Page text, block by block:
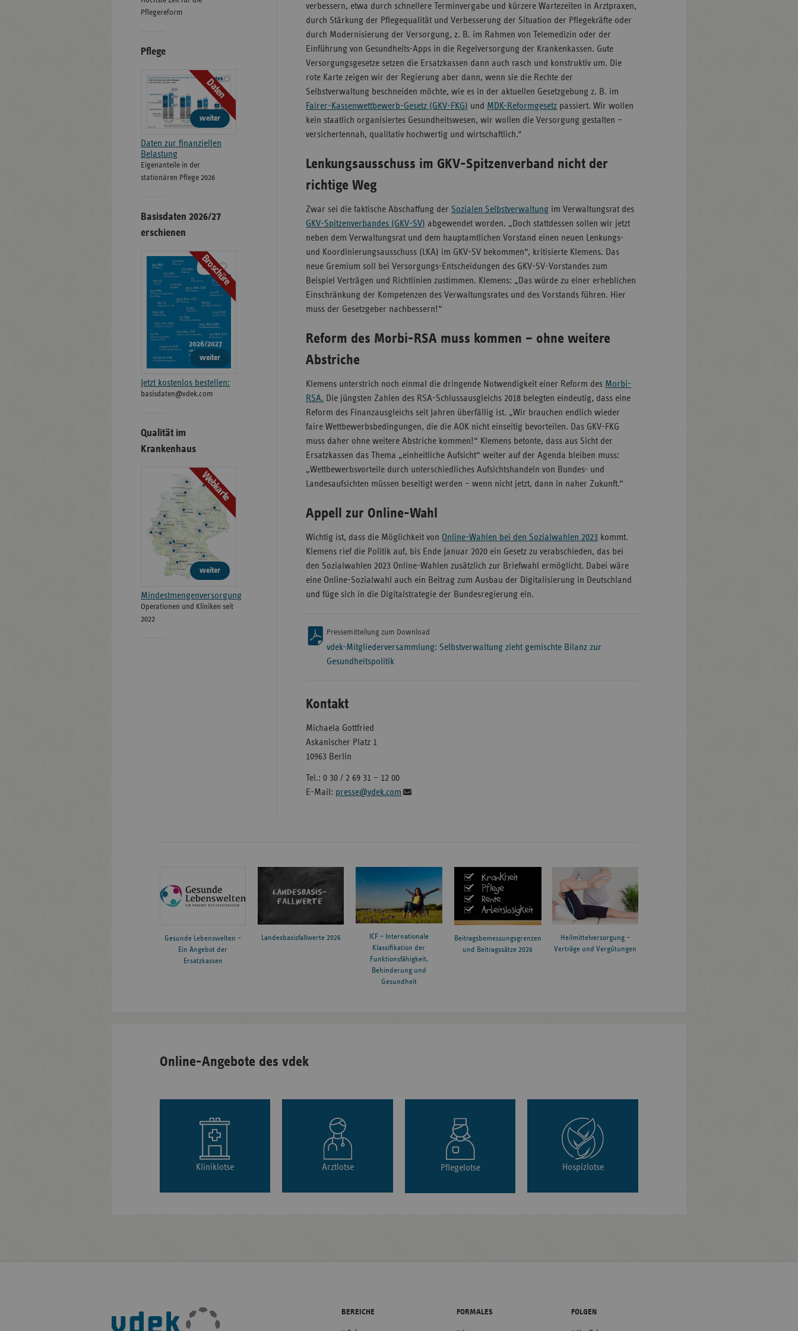
verbessern, etwa durch schnellere Terminvergabe und kürzere Wartezeiten in Arztpraxen,
durch Stärkung der Pflegequalität und Verbesserung der Situation der Pflegekräfte oder
durch Modernisierung der Versorgung, z. B. im Rahmen von Telemedizin oder der
Einführung von Gesundheits-Apps in die Regelversorgung der Krankenkassen. Gute
Versorgungsgesetze setzen die Ersatzkassen dann auch rasch und konstruktiv um. Die
rote Karte zeigen wir der Regierung aber dann, wenn sie die Rechte der
Selbstverwaltung beschneiden möchte, wie es in der aktuellen Gesetzgebung z. B. im
Fairer-Kassenwettbewerb-Gesetz (GKV-FKG) und MDK-Reformgesetz passiert. Wir wollen
kein staatlich organisiertes Gesundheitswesen, wir wollen die Versorgung gestalten –
versichertennah, qualitativ hochwertig und wirtschaftlich.“
Lenkungsausschuss im GKV-Spitzenverband nicht der
richtige Weg
Zwar sei die faktische Abschaffung der Sozialen Selbstverwaltung im Verwaltungsrat des
GKV-Spitzenverbandes (GKV-SV) abgewendet worden. „Doch stattdessen sollen wir jetzt
neben dem Verwaltungsrat und dem hauptamtlichen Vorstand einen neuen Lenkungs-
und Koordinierungsausschuss (LKA) im GKV-SV bekommen“, kritisierte Klemens. Das
neue Gremium soll bei Versorgungs-Entscheidungen des GKV-SV-Vorstandes zum
Beispiel Verträgen und Richtlinien zustimmen. Klemens: „Das würde zu einer erheblichen
Einschränkung der Kompetenzen des Verwaltungsrates und des Vorstands führen. Hier
muss der Gesetzgeber nachbessern!“
Reform des Morbi-RSA muss kommen – ohne weitere
Abstriche
Klemens unterstrich noch einmal die dringende Notwendigkeit einer Reform des Morbi-
RSA. Die jüngsten Zahlen des RSA-Schlussausgleichs 2018 belegten eindeutig, dass eine
Reform des Finanzausgleichs seit Jahren überfällig ist. „Wir brauchen endlich wieder
faire Wettbewerbsbedingungen, die die AOK nicht einseitig bevorteilen. Das GKV-FKG
muss daher ohne weitere Abstriche kommen!“ Klemens betonte, dass aus Sicht der
Ersatzkassen das Thema „einheitliche Aufsicht“ weiter auf der Agenda bleiben muss:
„Wettbewerbsvorteile durch unterschiedliches Aufsichtshandeln von Bundes- und
Landesaufsichten müssen beseitigt werden – wenn nicht jetzt, dann in naher Zukunft.“
Appell zur Online-Wahl
Wichtig ist, dass die Möglichkeit von Online-Wahlen bei den Sozialwahlen 2023 kommt.
Klemens rief die Politik auf, bis Ende Januar 2020 ein Gesetz zu verabschieden, das bei
den Sozialwahlen 2023 Online-Wahlen zusätzlich zur Briefwahl ermöglicht. Dabei wäre
eine Online-Sozialwahl auch ein Beitrag zum Ausbau der Digitalisierung in Deutschland
und füge sich in die Digitalstrategie der Bundesregierung ein.
Pressemitteilung zum Download
vdek-Mitgliederversammlung: Selbstverwaltung zieht gemischte Bilanz zur
Gesundheitspolitik
Kontakt
Michaela Gottfried
Askanischer Platz 1
10963 Berlin
Tel.: 0 30 / 2 69 31 – 12 00
E-Mail: presse@vdek.com
Pflegereform
Pflege
Daten
weiter
Daten zur finanziellen
Belastung
Eigenanteile in der
stationären Pflege 2026
Basisdaten 2026/27
erschienen
Broschüre
weiter
Jetzt kostenlos bestellen:
basisdaten@vdek.com
Qualität im
Krankenhaus
Webkarte
weiter
Mindestmengenversorgung
Operationen und Kliniken seit
2022
Gesunde Lebenswelten –
Ein Angebot der
Ersatzkassen
Landesbasisfallwerte 2026
ICF – Internationale
Klassifikation der
Funktionsfähigkeit,
Behinderung und
Gesundheit
Beitragsbemessungsgrenzen
und Beitragssätze 2026
Heilmittelversorgung –
Verträge und Vergütungen
Online-Angebote des vdek
Kliniklotse Arztlotse Pflegelotse Hospizlotse
Fußleisten-
Navigation
BEREICHE FORMALES FOLGEN